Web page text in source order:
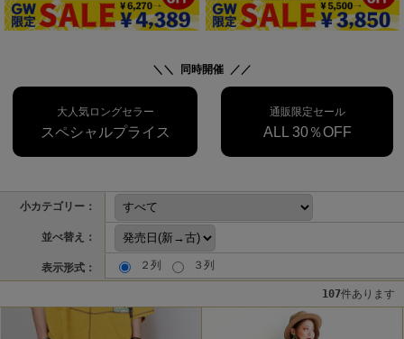
＼＼ 同時開催 ／／
大人気ロングセラー
スペシャルプライス
通販限定セール
ALL 30％OFF
小カテゴリー：
並べ替え：
表示形式： ２列 ３列
107件あります